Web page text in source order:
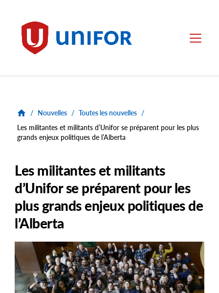
Unifor Menu
/ Nouvelles / Toutes les nouvelles /
Les militantes et militants d’Unifor se préparent pour les plus
grands enjeux politiques de l’Alberta
Les militantes et militants
d’Unifor se préparent pour les
plus grands enjeux politiques de
l’Alberta
Main
Image
Image